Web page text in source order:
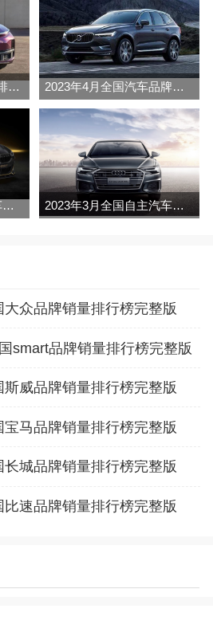
2023全球汽车品牌价值排行榜（Brand Finance 2023年4月全国汽车品牌销量排行榜完整版
2023年3月全国合资汽车品牌销量排行榜完整版 2023年3月全国自主汽车品牌销量排行榜完整版
众品牌销量排行榜完整版
smart品牌销量排行榜完整版
威品牌销量排行榜完整版
马品牌销量排行榜完整版
城品牌销量排行榜完整版
速品牌销量排行榜完整版